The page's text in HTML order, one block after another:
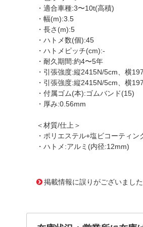
・適合車種:3〜10t(高積)
・幅(m):3.5
・長さ(m):5
・ハトメ数(個):45
・ハトメピッチ(cm):-
・耐久期間:約4〜5年
・引張強度:縦2415N/5cm、横
・引張強度:縦2415N/5cm、横
・付属ゴム(本):ゴムバンド(15)
・厚み:0.56mm
＜材質/仕上＞
・ポリエステル+塩ビコーティン
・ハトメ:アルミ(内径:12mm)
掲載情報に誤りがございまし